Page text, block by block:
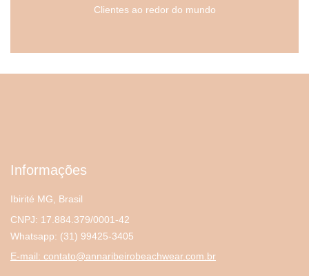
Clientes ao redor do mundo
Informações
Ibirité MG, Brasil
CNPJ: 17.884.379/0001-42
Whatsapp: (31) 99425-3405
E-mail: contato@annaribeirobeachwear.com.br